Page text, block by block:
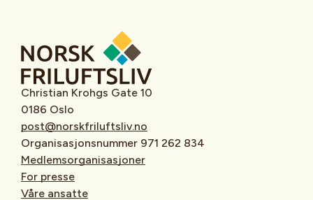
Christian Krohgs Gate 10
0186 Oslo
post@norskfriluftsliv.no
Organisasjonsnummer 971 262 834
Medlemsorganisasjoner
For presse
Våre ansatte